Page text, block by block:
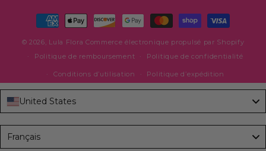
Moyens
de
paiement
© 2026, Lula Flora Commerce électronique propulsé par Shopify
Politique de remboursement
Politique de confidentialité
Conditions d’utilisation Politique d’expédition
United States
Français